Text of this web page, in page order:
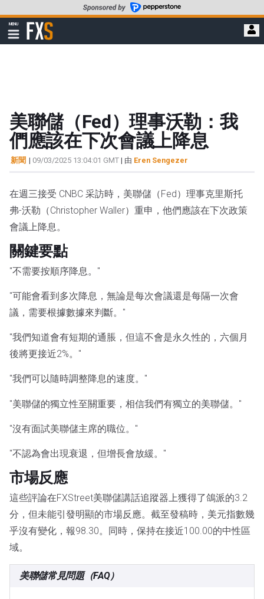
至
要
MENU
顯
示
FXStreet
美聯儲（Fed）理事沃勒：我
們應該在下次會議上降息
新聞 | 09/03/2025 13:04:01 GMT | 由 Eren Sengezer
在週三接受 CNBC 采訪時，美聯儲（Fed）理事克里斯托
弗-沃勒（Christopher Waller）重申，他們應該在下次政策
會議上降息。
關鍵要點
"不需要按順序降息。"
"可能會看到多次降息，無論是每次會議還是每隔一次會
議，需要根據數據來判斷。"
"我們知道會有短期的通脹，但這不會是永久性的，六個月
後將更接近2%。"
"我們可以隨時調整降息的速度。"
"美聯儲的獨立性至關重要，相信我們有獨立的美聯儲。"
"沒有面試美聯儲主席的職位。"
"不認為會出現衰退，但增長會放緩。"
市場反應
這些評論在FXStreet美聯儲講話追蹤器上獲得了鴿派的3.2
分，但未能引發明顯的市場反應。截至發稿時，美元指數幾
乎沒有變化，報98.30。同時，保持在接近100.00的中性區
域。
美聯儲常見問題（FAQ）